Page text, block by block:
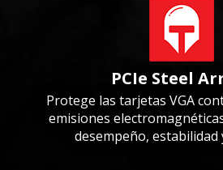
PCIe Steel
Protege las tarjetas VGA
emisiones
desempeño, estabilidad